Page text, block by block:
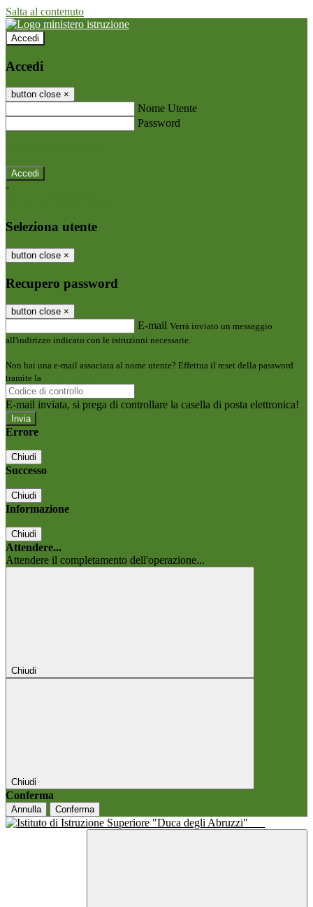
Salta al contenuto
Accedi
Accedi
button close ×
Nome Utente
Password
-
Seleziona utente
button close ×
Recupero password
button close ×
E-mail Verrà inviato un messaggio
all'indirizzo indicato con le istruzioni necessarie.
Non hai una e-mail associata al nome utente? Effettua il reset della password
tramite la
E-mail inviata, si prega di controllare la casella di posta elettronica!
Errore
Chiudi
Successo
Chiudi
Informazione
Chiudi
Attendere...
Attendere il completamento dell'operazione...
Chiudi
Chiudi
Conferma
Annulla Conferma